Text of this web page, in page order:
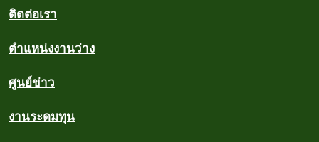
ติดต่อเรา
ตำแหน่งงานว่าง
ศูนย์ข่าว
งานระดมทุน